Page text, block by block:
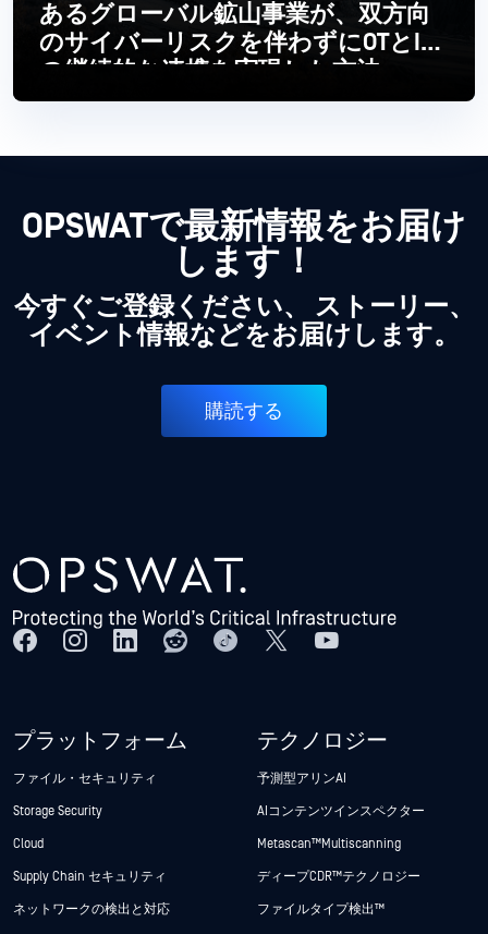
あるグローバル鉱山事業が、双方向
のサイバーリスクを伴わずにOTとIT
の継続的な連携を実現した方法
続きを読む
OPSWATで最新情報をお届け
します！
今すぐご登録ください、 ストーリー、
イベント情報などをお届けします。
購読する
プラットフォーム
ファイル・セキュリティ
Storage Security
Cloud
Supply Chain セキュリティ
ネットワークの検出と対応
テクノロジー
予測型アリンAI
AIコンテンツインスペクター
Metascan™ Multiscanning
ディープCDR™テクノロジー
ファイルタイプ検出™